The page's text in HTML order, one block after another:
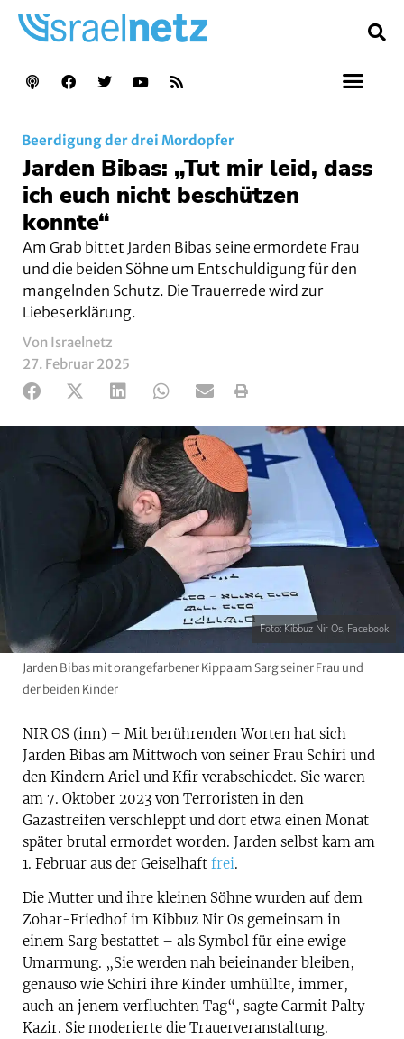
Beerdigung der drei Mordopfer
Jarden Bibas: „Tut mir leid, dass
ich euch nicht beschützen
konnte“
Am Grab bittet Jarden Bibas seine ermordete Frau
und die beiden Söhne um Entschuldigung für den
mangelnden Schutz. Die Trauerrede wird zur
Liebeserklärung.
Von Israelnetz
27. Februar 2025
Foto: Kibbuz Nir Os, Facebook
Jarden Bibas mit orangefarbener Kippa am Sarg seiner Frau und
der beiden Kinder
NIR OS (inn) – Mit berührenden Worten hat sich
Jarden Bibas am Mittwoch von seiner Frau Schiri und
den Kindern Ariel und Kfir verabschiedet. Sie waren
am 7. Oktober 2023 von Terroristen in den
Gazastreifen verschleppt und dort etwa einen Monat
später brutal ermordet worden. Jarden selbst kam am
1. Februar aus der Geiselhaft frei.
Die Mutter und ihre kleinen Söhne wurden auf dem
Zohar-Friedhof im Kibbuz Nir Os gemeinsam in
einem Sarg bestattet – als Symbol für eine ewige
Umarmung. „Sie werden nah beieinander bleiben,
genauso wie Schiri ihre Kinder umhüllte, immer,
auch an jenem verfluchten Tag“, sagte Carmit Palty
Kazir. Sie moderierte die Trauerveranstaltung.